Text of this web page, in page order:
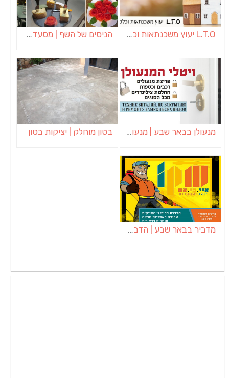
L.T.O יעוץ משכנתאות וכלכלת משפחה | יועץ משכנתאות באשכול הניסים של השף | מסעדת שף בבית | ארוחות גורמה
מנעולן בבאר שבע | מנעולן באופקים | ויטלי המנעולן בטון מוחלק | יציקות בטון
מדביר בבאר שבע | הדברה בבאר שבע | יוגב הדברות